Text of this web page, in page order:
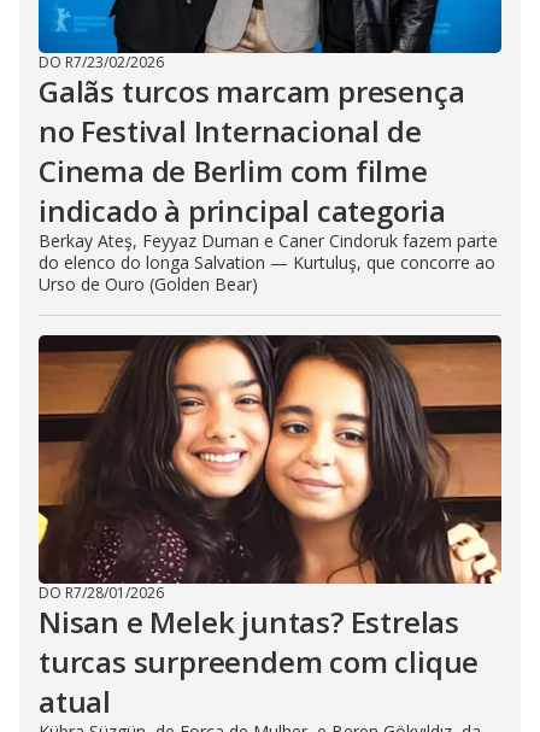
DO R7/23/02/2026
Galãs turcos marcam presença
no Festival Internacional de
Cinema de Berlim com filme
indicado à principal categoria
Berkay Ateş, Feyyaz Duman e Caner Cindoruk fazem parte
do elenco do longa Salvation — Kurtuluş, que concorre ao
Urso de Ouro (Golden Bear)
DO R7/28/01/2026
Nisan e Melek juntas? Estrelas
turcas surpreendem com clique
atual